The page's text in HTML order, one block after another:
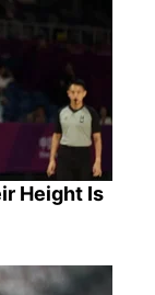
Height Is